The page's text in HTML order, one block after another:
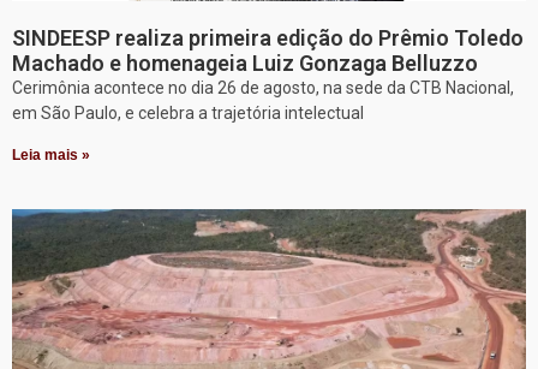
SINDEESP realiza primeira edição do Prêmio Toledo
Machado e homenageia Luiz Gonzaga Belluzzo
Cerimônia acontece no dia 26 de agosto, na sede da CTB Nacional,
em São Paulo, e celebra a trajetória intelectual
Leia mais »